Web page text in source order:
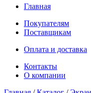
Главная
Покупателям
Поставщикам
Оплата и доставка
Контакты
О компании